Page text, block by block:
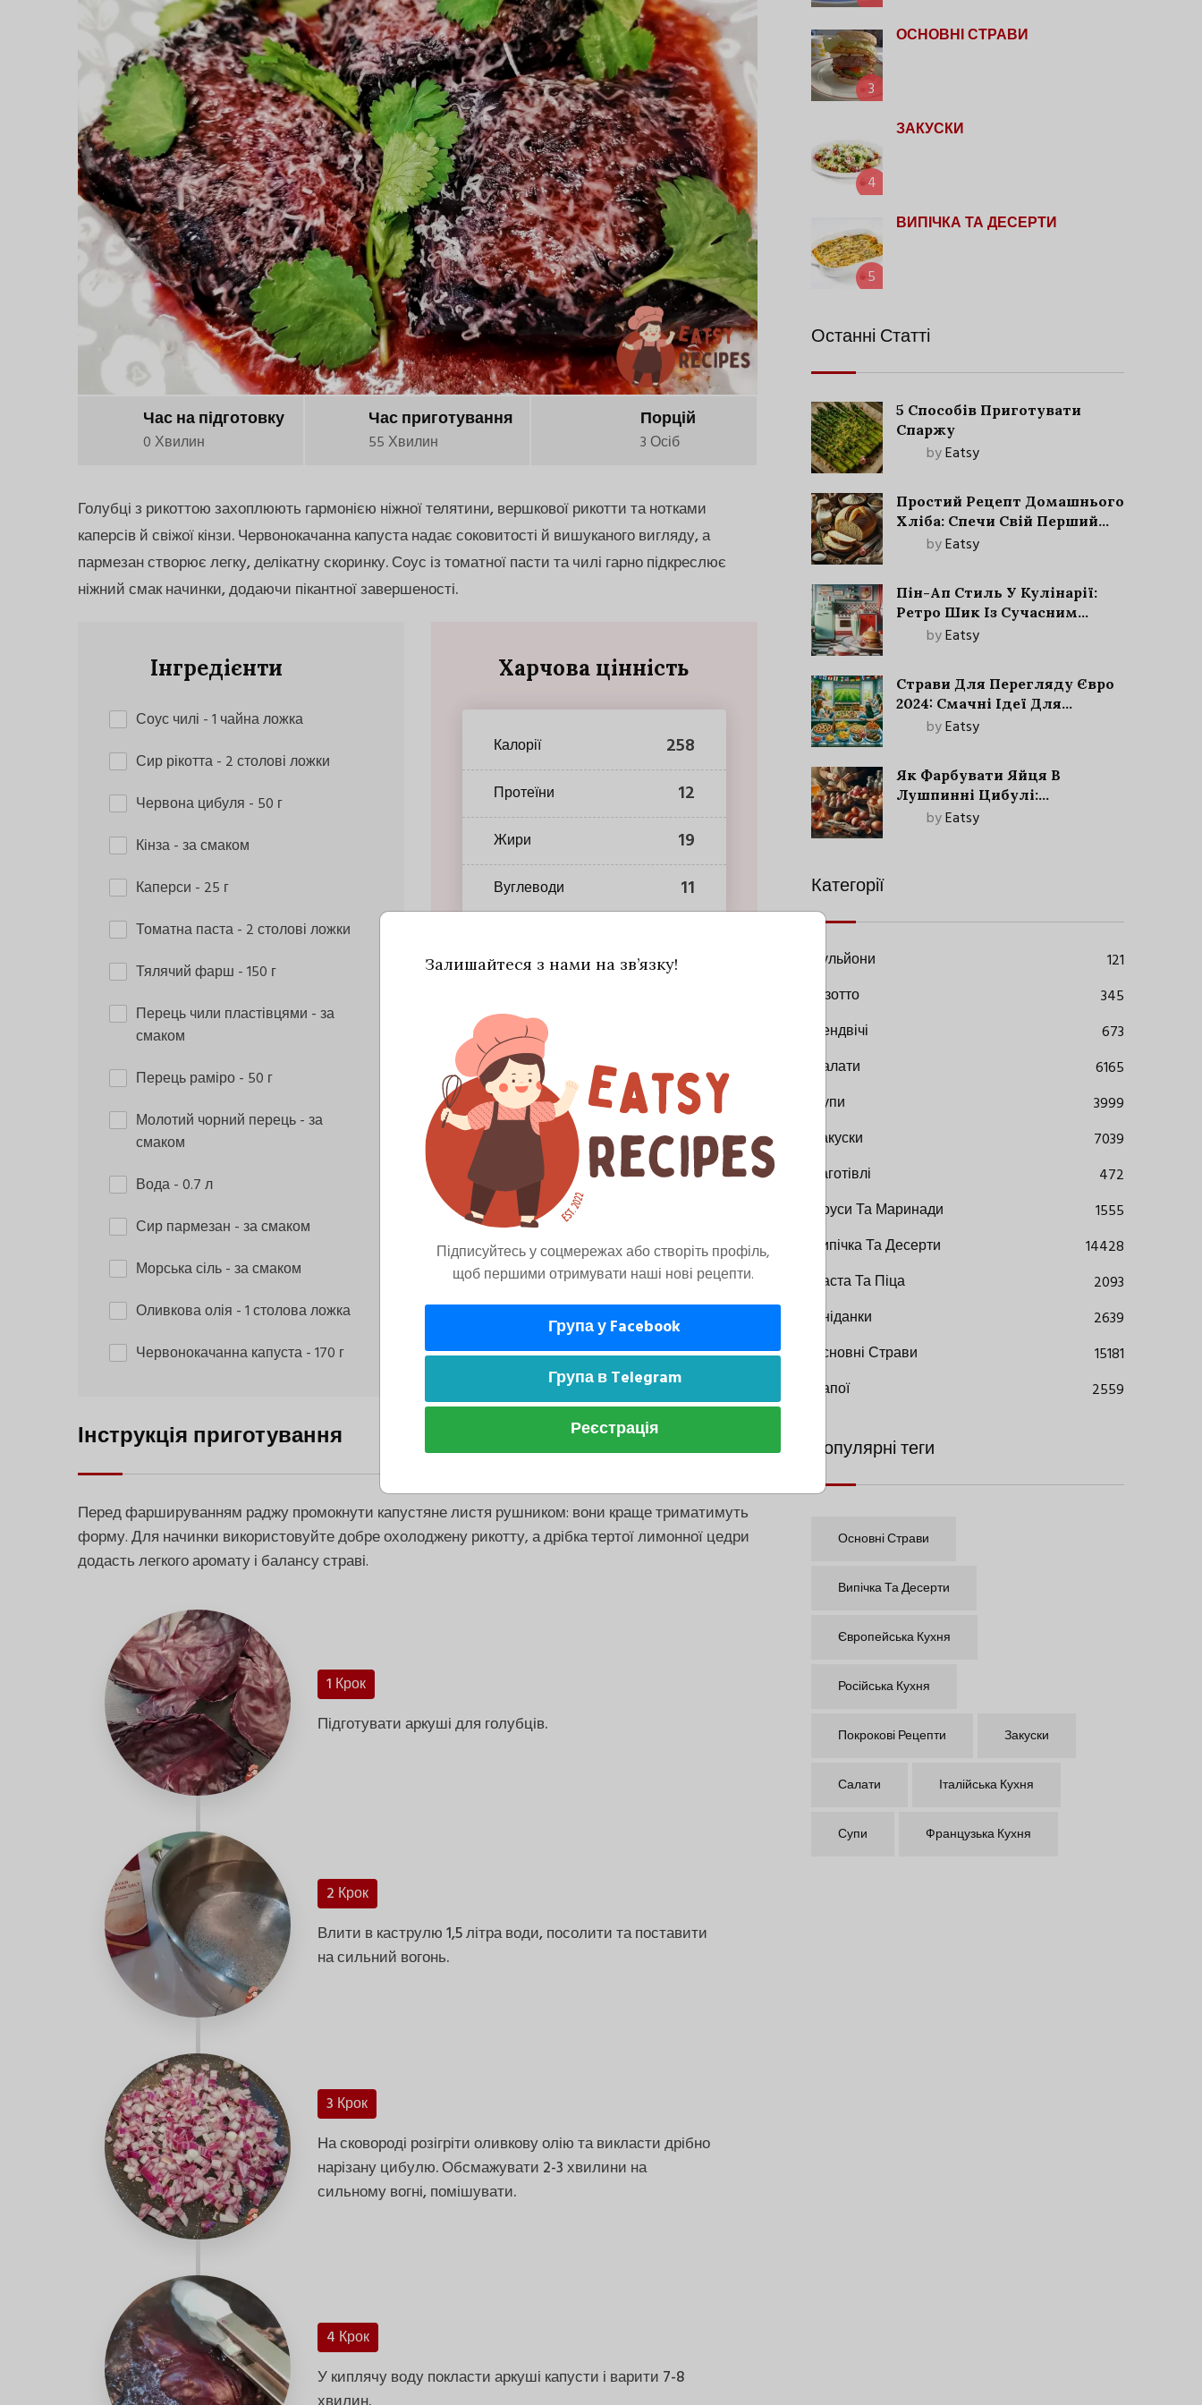
Час на підготовку
0 Хвилин
Час приготування
55 Хвилин
Порцій
3 Осіб
Голубці з рикоттою захоплюють гармонією ніжної телятини, вершкової рикотти та нотками
каперсів й свіжої кінзи. Червонокачанна капуста надає соковитості й вишуканого вигляду, а
пармезан створює легку, делікатну скоринку. Соус із томатної пасти та чилі гарно підкреслює
ніжний смак начинки, додаючи пікантної завершеності.
Інгредієнти
Соус чилі - 1 чайна ложка
Сир рікотта- 2 столові ложки
Червона цибуля - 50 г
Кінза- за смаком
Каперси - 25 г
Томатна паста- 2 столові ложки
Тялячий фарш - 150 г
Перець чили пластівцями - за
смаком
Перець раміро- 50 г
Молотий чорний перець- за
смаком
Вода- 0.7 л
Сир пармезан - за смаком
Морська сіль- за смаком
Оливкова олія - 1 столова ложка
Червонокачанна капуста- 170 г
Харчова цінність
Калорії 258
Протеїни 12
Жири 19
Вуглеводи 11
Інструкція приготування
Перед фаршируванням раджу промокнути капустяне листя рушником: вони краще триматимуть
форму. Для начинки використовуйте добре охолоджену рикотту, а дрібка тертої лимонної цедри
додасть легкого аромату і балансу страві.
1 Крок
Підготувати аркуші для голубців.
2 Крок
Влити в каструлю 1,5 літра води, посолити та поставити
на сильний вогонь.
3 Крок
На сковороді розігріти оливкову олію та викласти дрібно
нарізану цибулю. Обсмажувати 2-3 хвилини на
сильному вогні, помішувати.
4 Крок
У киплячу воду покласти аркуші капусти і варити 7-8
3
ОСНОВНІ СТРАВИ
4
ЗАКУСКИ
5
ВИПІЧКА ТА ДЕСЕРТИ
Останні Статті
5 Способів Приготувати
Спаржу
byEatsy
Простий Рецепт Домашнього
Хліба: Спечи Свій Перший
Запашний Хліб!
byEatsy
Пін-Ап Стиль У Кулінарії:
Ретро Шик Із Сучасним
Акцентом
byEatsy
Страви Для Перегляду Євро
2024: Смачні Ідеї Для
Футбольного Свята
byEatsy
Як Фарбувати Яйця В
Лушпинні Цибулі:
Старовинний Метод З
byEatsy
Категорії
Бульйони
121
Різотто
345
Сендвічі
673
Салати
6165
Супи
3999
Закуски
7039
Заготівлі
472
Соуси Та Маринади
1555
Випічка Та Десерти
14428
Паста Та Піца
2093
Сніданки
2639
Основні Страви
15181
Напої
2559
Популярні теги
Основні Страви
Випічка Та Десерти
Європейська Кухня
Російська Кухня
Покрокові Рецепти Закуски
Салати Італійська Кухня
Супи Французька Кухня
Залишайтеся з нами на зв’язку!
Підписуйтесь у соцмережах або створіть профіль,
щоб першими отримувати наші нові рецепти.
Група у Facebook
Група в Telegram
Реєстрація